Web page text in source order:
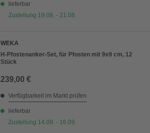
lieferbar
Zustellung 19.08. - 21.08.
WEKA
H-Pfostenanker-Set, für Pfosten mit 9x9 cm, 12
Stück
239,00 €
Verfügbarkeit im Markt prüfen
lieferbar
Zustellung 14.09. - 16.09.